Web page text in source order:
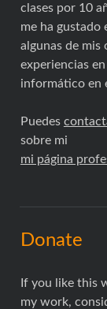
clases por 10
me ha gustado
algunas de mis
experiencias
informático en
Puedes
sobre mi
mi página
Donate
If you like this
my work,